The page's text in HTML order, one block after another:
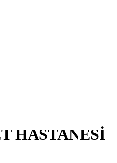
HASTANESİ